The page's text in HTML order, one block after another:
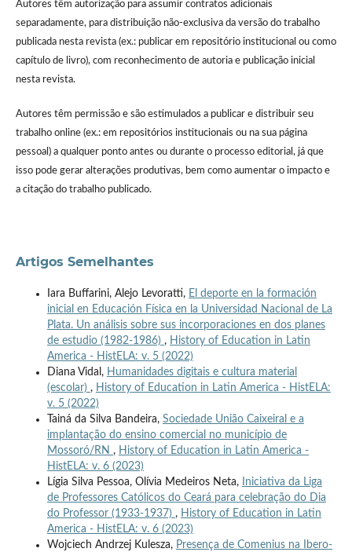
Autores têm autorização para assumir contratos adicionais
separadamente, para distribuição não-exclusiva da versão do trabalho
publicada nesta revista (ex.: publicar em repositório institucional ou como
capítulo de livro), com reconhecimento de autoria e publicação inicial
nesta revista.
Autores têm permissão e são estimulados a publicar e distribuir seu
trabalho online (ex.: em repositórios institucionais ou na sua página
pessoal) a qualquer ponto antes ou durante o processo editorial, já que
isso pode gerar alterações produtivas, bem como aumentar o impacto e
a citação do trabalho publicado.
Artigos Semelhantes
Iara Buffarini, Alejo Levoratti, El deporte en la formación
inicial en Educación Física en la Universidad Nacional de La
Plata. Un análisis sobre sus incorporaciones en dos planes
de estudio (1982-1986) , History of Education in Latin
America - HistELA: v. 5 (2022)
Diana Vidal, Humanidades digitais e cultura material
(escolar) , History of Education in Latin America - HistELA:
v. 5 (2022)
Tainá da Silva Bandeira, Sociedade União Caixeiral e a
implantação do ensino comercial no município de
Mossoró/RN , History of Education in Latin America -
HistELA: v. 6 (2023)
Lígia Silva Pessoa, Olívia Medeiros Neta,
Iniciativa da Liga
de Professores Católicos do Ceará para celebração do Dia
do Professor (1933-1937) , History of Education in Latin
America - HistELA: v. 6 (2023)
Wojciech Andrzej Kulesza, Presença de Comenius na Ibero-